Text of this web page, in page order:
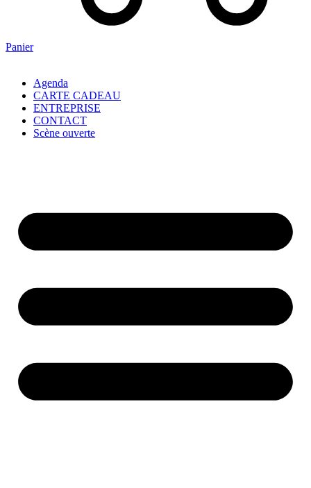
Panier
Agenda
CARTE CADEAU
ENTREPRISE
CONTACT
Scène ouverte